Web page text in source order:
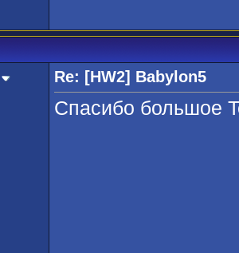
Re: [HW2] Babylon5
Спасибо большое